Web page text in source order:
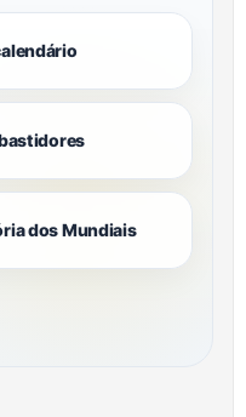
dos Mundiais